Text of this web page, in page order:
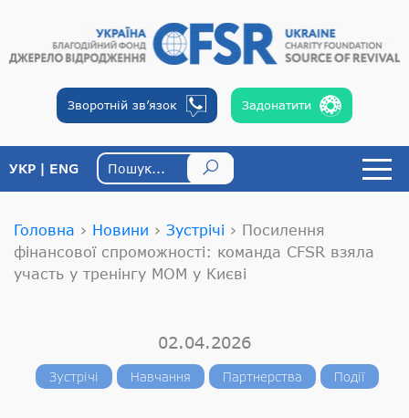
Зворотній зв’язок Задонатити
УКР ENG
Головна › Новини › Зустрічі › Посилення
фінансової спроможності: команда CFSR взяла
участь у тренінгу МОМ у Києві
02.04.2026
Зустрічі Навчання Партнерства Події